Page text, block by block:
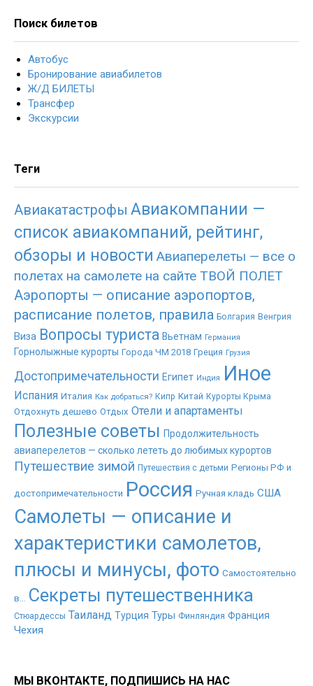
Поиск билетов
Автобус
Бронирование авиабилетов
Ж/Д БИЛЕТЫ
Трансфер
Экскурсии
Теги
Авиакатастрофы Авиакомпании —
список авиакомпаний, рейтинг,
обзоры и новости Авиаперелеты — все о
полетах на самолете на сайте ТВОЙ ПОЛЕТ
Аэропорты — описание аэропортов,
расписание полетов, правила Болгария Венгрия
Виза Вопросы туриста Вьетнам Германия
Горнолыжные курорты Города ЧМ 2018 Греция Грузия
Достопримечательности Египет Индия Иное
Испания Италия Как добраться? Кипр Китай Курорты Крыма
Отдохнуть дешево Отдых Отели и апартаменты
Полезные советы Продолжительность
авиаперелетов — сколько лететь до любимых курортов
Путешествие зимой Путешествия с детьми Регионы РФ и
достопримечательности Россия Ручная кладь США
Самолеты — описание и
характеристики самолетов,
плюсы и минусы, фото Самостоятельно
в... Секреты путешественника
Стюардессы Таиланд Турция Туры Финляндия Франция
Чехия
МЫ ВКОНТАКТЕ, ПОДПИШИСЬ НА НАС